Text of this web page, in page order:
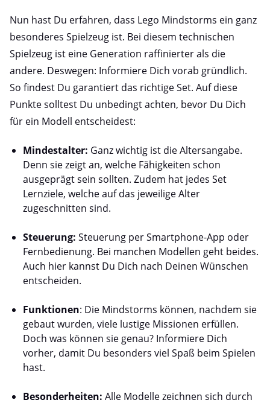
Nun hast Du erfahren, dass Lego Mindstorms ein ganz
besonderes Spielzeug ist. Bei diesem technischen
Spielzeug ist eine Generation raffinierter als die
andere. Deswegen: Informiere Dich vorab gründlich.
So findest Du garantiert das richtige Set. Auf diese
Punkte solltest Du unbedingt achten, bevor Du Dich
für ein Modell entscheidest:
Mindestalter: Ganz wichtig ist die Altersangabe.
Denn sie zeigt an, welche Fähigkeiten schon
ausgeprägt sein sollten. Zudem hat jedes Set
Lernziele, welche auf das jeweilige Alter
zugeschnitten sind.
Steuerung: Steuerung per Smartphone-App oder
Fernbedienung. Bei manchen Modellen geht beides.
Auch hier kannst Du Dich nach Deinen Wünschen
entscheiden.
Funktionen: Die Mindstorms können, nachdem sie
gebaut wurden, viele lustige Missionen erfüllen.
Doch was können sie genau? Informiere Dich
vorher, damit Du besonders viel Spaß beim Spielen
hast.
Besonderheiten: Alle Modelle zeichnen sich durch